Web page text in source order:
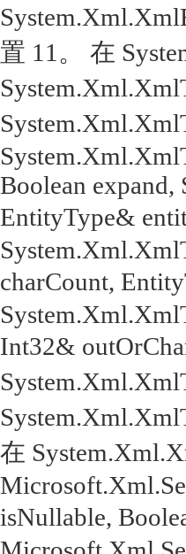
置 11。 在
Boolean
EntityType&
charCount,
Int32&
在
isNullable,